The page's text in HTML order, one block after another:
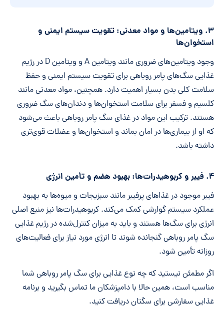
۳. ویتامین‌ها و مواد معدنی: تقویت سیستم ایمنی و
استخوان‌ها
وجود ویتامین‌های ضروری مانند ویتامین A و ویتامین D در رژیم
غذایی سگ‌های پامر روباهی برای تقویت سیستم ایمنی و حفظ
سلامت کلی بدن بسیار اهمیت دارد. همچنین، مواد معدنی مانند
کلسیم و فسفر برای سلامت استخوان‌ها و دندان‌های سگ ضروری
هستند. ترکیب این مواد در غذای سگ پامر روباهی باعث می‌شود
که او از بیماری‌ها در امان بماند و استخوان‌ها و عضلات قوی‌تری
داشته باشد.
۴. فیبر و کربوهیدرات‌ها: بهبود هضم و تأمین انرژی
فیبر موجود در غذاهای پرفیبر مانند سبزیجات و میوه‌ها به بهبود
عملکرد سیستم گوارشی کمک می‌کند. کربوهیدرات‌ها نیز منبع اصلی
انرژی برای سگ‌ها هستند و باید به میزان کنترل‌شده در رژیم غذایی
سگ پامر روباهی گنجانده شوند تا انرژی مورد نیاز برای فعالیت‌های
روزانه تأمین شود.
اگر مطمئن نیستید که چه نوع غذایی برای سگ پامر روباهی شما
مناسب است، همین حالا با دامپزشکان ما تماس بگیرید و برنامه
غذایی سفارشی برای سگتان دریافت کنید.